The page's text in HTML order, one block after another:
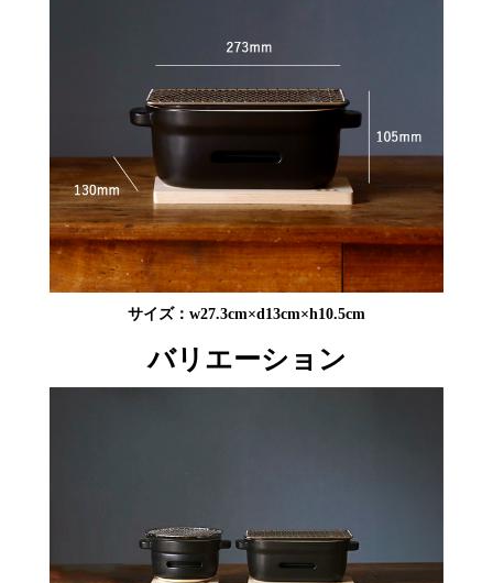
サイズ：w27.3cm×d13cm×h10.5cm
バリエーション